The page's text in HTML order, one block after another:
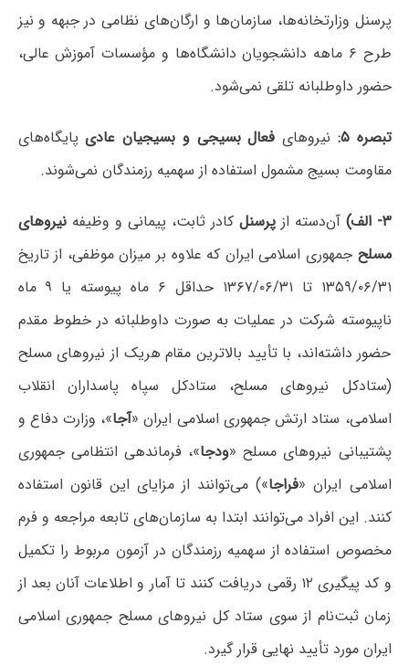
پرسنل وزارتخانه‌ها، سازمان‌ها و ارگان‌های نظامی در جبهه و نیز
طرح ۶ ماهه دانشجویان دانشگاه‌ها و مؤسسات آموزش عالی،
حضور داوطلبانه تلقی نمی‌شود.
تبصره ۵: نیروهای فعال بسیجی و بسیجیان عادیپایگاه‌های
مقاومت بسیج مشمول استفاده از سهمیه رزمندگان نمی‌شوند.
۳- الف) آن‌دسته ازپرسنل کادر ثابت، پیمانی و وظیفه نیروهای
مسلح جمهوری اسلامی ایران که علاوه بر میزان موظفی، از تاریخ
۱۳۵۹/۰۶/۳۱ تا ۱۳۶۷/۰۶/۳۱ حداقل ۶ ماه پیوسته یا ۹ ماه
ناپیوسته شرکت در عملیات به صورت داوطلبانه در خطوط مقدم
حضور داشته‌اند، با تأیید بالاترین مقام هریک از نیروهای مسلح
(ستادکل نیروهای مسلح، ستادکل سپاه پاسداران انقلاب
اسلامی، ستاد ارتش جمهوری اسلامی ایران «آجا»، وزارت دفاع و
پشتیبانی نیروهای مسلح «ودجا»، فرماندهی انتظامی جمهوری
اسلامی ایران «فراجا») می‌توانند از مزایای این قانون استفاده
کنند. این افراد می‌توانند ابتدا به سازمان‌های تابعه مراجعه و فرم
مخصوص استفاده از سهمیه رزمندگان در آزمون مربوط را تکمیل
و کد پیگیری ۱۲ رقمی دریافت کنند تا آمار و اطلاعات آنان بعد از
زمان ثبت‌نام از سوی ستاد کل نیروهای مسلح جمهوری اسلامی
ایران مورد تأیید نهایی قرار گیرد.